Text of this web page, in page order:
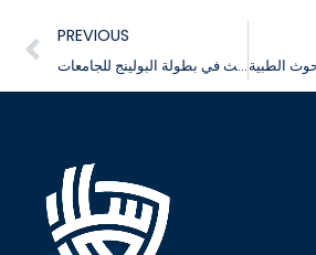
PREVIOUS
جامعة السلام تحقق المركز الثالث في بطولة البولينج للجامعات